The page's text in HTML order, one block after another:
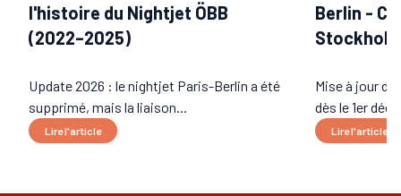
l'histoire du Nightjet ÖBB
(2022–2025)
Update 2026 : le nightjet Paris-Berlin a été
supprimé, mais la liaison...
Lire l'article
Berlin -
Mise à jour du
dès le 1er
Lire l'article